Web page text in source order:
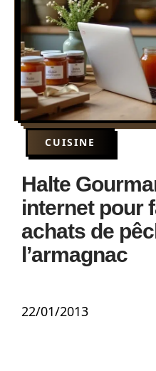
CUISINE
Halte
internet pour
achats de
l’armagnac
22/01/2013